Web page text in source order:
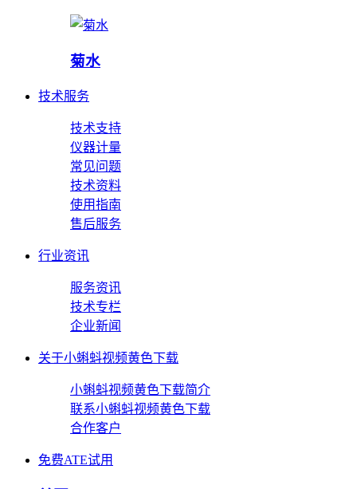
菊水
技术服务
技术支持
仪器计量
常见问题
技术资料
使用指南
售后服务
行业资讯
服务资讯
技术专栏
企业新闻
关于小蝌蚪视频黄色下载
小蝌蚪视频黄色下载简介
联系小蝌蚪视频黄色下载
合作客户
免费ATE试用